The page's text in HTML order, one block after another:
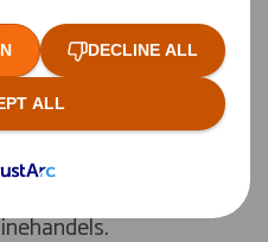
Schirmherreiner der vier
, Sales, Marketing
dort in seinem
to Opportunity“
die